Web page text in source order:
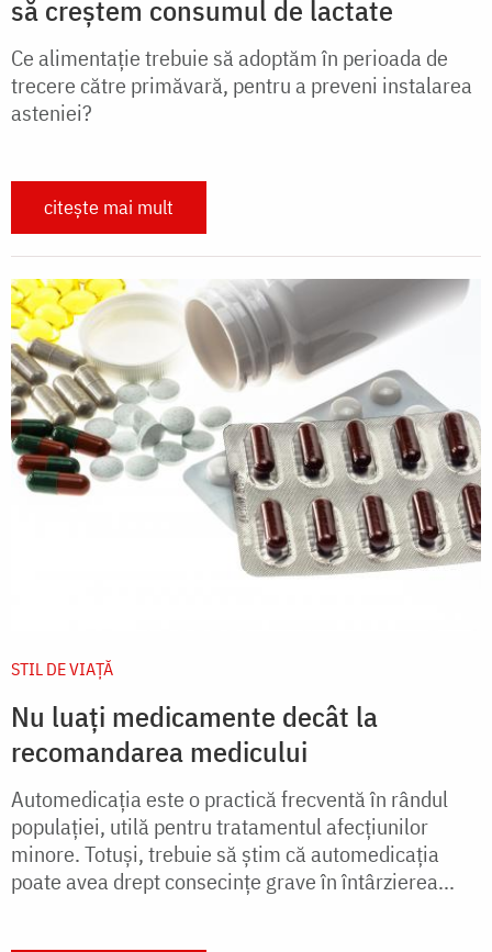
să creştem consumul de lactate
Ce alimentaţie trebuie să adoptăm în perioada de
trecere către primăvară, pentru a preveni instalarea
asteniei?
citește mai mult
STIL DE VIAŢĂ
Nu luaţi medicamente decât la
recomandarea medicului
Automedicaţia este o practică frecventă în rândul
populaţiei, utilă pentru tratamentul afecţiunilor
minore. Totuşi, trebuie să ştim că automedicaţia
poate avea drept consecinţe grave în întârzierea...